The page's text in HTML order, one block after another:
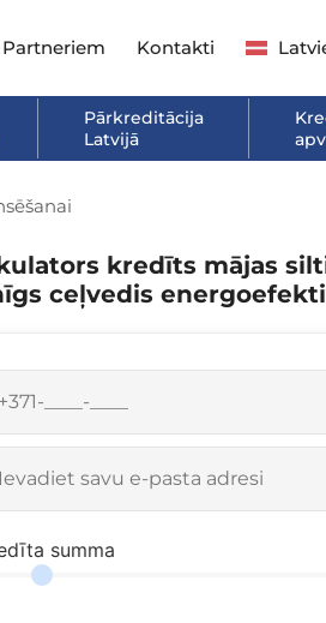
Partneriem Kontakti
Pārkreditācija
Latvijā
kredīts mājas
ceļvedis
summa